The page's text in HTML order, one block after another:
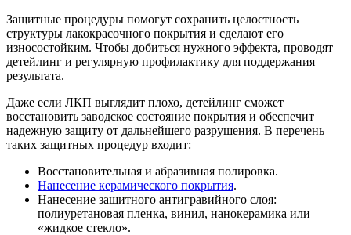
Защитные процедуры помогут сохранить целостность
структуры лакокрасочного покрытия и сделают его
износостойким. Чтобы добиться нужного эффекта, проводят
детейлинг и регулярную профилактику для поддержания
результата.
Даже если ЛКП выглядит плохо, детейлинг сможет
восстановить заводское состояние покрытия и обеспечит
надежную защиту от дальнейшего разрушения. В перечень
таких защитных процедур входит:
Восстановительная и абразивная полировка.
Нанесение керамического покрытия.
Нанесение защитного антигравийного слоя:
полиуретановая пленка, винил, нанокерамика или
«жидкое стекло».